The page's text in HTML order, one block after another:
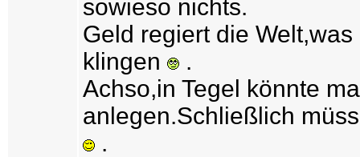
sowieso nichts.
Geld regiert die
klingen
.
Achso,in Tegel könnte
anlegen.Schließlich
.